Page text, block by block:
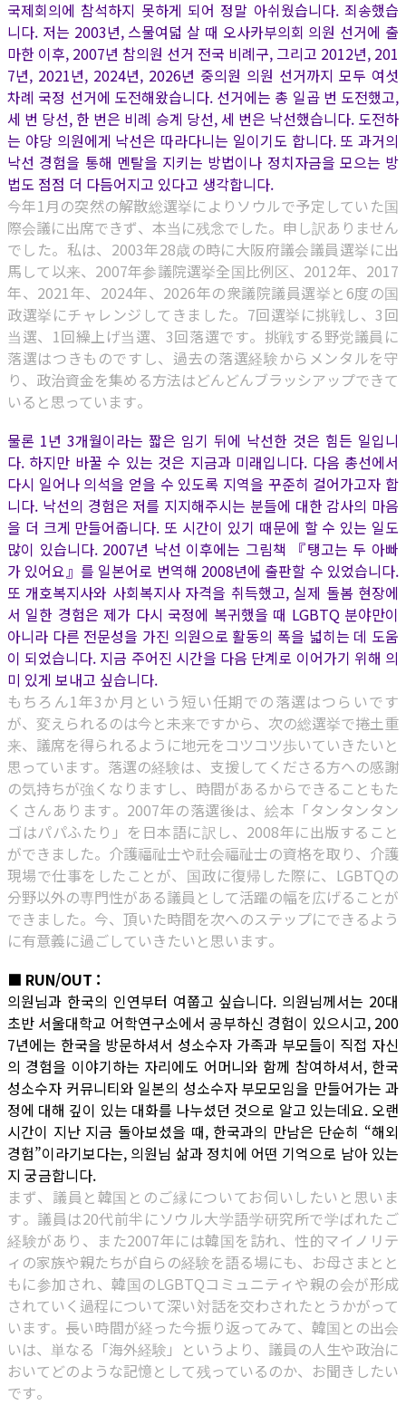
국제회의에 참석하지 못하게 되어 정말 아쉬웠습니다. 죄송했습
니다. 저는 2003년, 스물여덟 살 때 오사카부의회 의원 선거에 출
마한 이후, 2007년 참의원 선거 전국 비례구, 그리고 2012년, 201
7년, 2021년, 2024년, 2026년 중의원 의원 선거까지 모두 여섯
차례 국정 선거에 도전해왔습니다. 선거에는 총 일곱 번 도전했고,
세 번 당선, 한 번은 비례 승계 당선, 세 번은 낙선했습니다. 도전하
는 야당 의원에게 낙선은 따라다니는 일이기도 합니다. 또 과거의
낙선 경험을 통해 멘탈을 지키는 방법이나 정치자금을 모으는 방
법도 점점 더 다듬어지고 있다고 생각합니다.
今年1月の突然の解散総選挙によりソウルで予定していた国
際会議に出席できず、本当に残念でした。申し訳ありません
でした。私は、2003年28歳の時に大阪府議会議員選挙に出
馬して以来、2007年参議院選挙全国比例区、2012年、2017
年、2021年、2024年、2026年の衆議院議員選挙と6度の国
政選挙にチャレンジしてきました。7回選挙に挑戦し、3回
当選、1回繰上げ当選、3回落選です。挑戦する野党議員に
落選はつきものですし、過去の落選経験からメンタルを守
り、政治資金を集める方法はどんどんブラッシアップできて
いると思っています。
물론 1년 3개월이라는 짧은 임기 뒤에 낙선한 것은 힘든 일입니
다. 하지만 바꿀 수 있는 것은 지금과 미래입니다. 다음 총선에서
다시 일어나 의석을 얻을 수 있도록 지역을 꾸준히 걸어가고자 합
니다. 낙선의 경험은 저를 지지해주시는 분들에 대한 감사의 마음
을 더 크게 만들어줍니다. 또 시간이 있기 때문에 할 수 있는 일도
많이 있습니다. 2007년 낙선 이후에는 그림책 『탱고는 두 아빠
가 있어요』를 일본어로 번역해 2008년에 출판할 수 있었습니다.
또 개호복지사와 사회복지사 자격을 취득했고, 실제 돌봄 현장에
서 일한 경험은 제가 다시 국정에 복귀했을 때 LGBTQ 분야만이
아니라 다른 전문성을 가진 의원으로 활동의 폭을 넓히는 데 도움
이 되었습니다. 지금 주어진 시간을 다음 단계로 이어가기 위해 의
미 있게 보내고 싶습니다.
もちろん1年3か月という短い任期での落選はつらいです
が、変えられるのは今と未来ですから、次の総選挙で捲土重
来、議席を得られるように地元をコツコツ歩いていきたいと
思っています。落選の経験は、支援してくださる方への感謝
の気持ちが強くなりますし、時間があるからできることもた
くさんあります。2007年の落選後は、絵本「タンタンタン
ゴはパパふたり」を日本語に訳し、2008年に出版すること
ができました。介護福祉士や社会福祉士の資格を取り、介護
現場で仕事をしたことが、国政に復帰した際に、LGBTQの
分野以外の専門性がある議員として活躍の幅を広げることが
できました。今、頂いた時間を次へのステップにできるよう
に有意義に過ごしていきたいと思います。
■ RUN/OUT :
의원님과 한국의 인연부터 여쭙고 싶습니다. 의원님께서는 20대
초반 서울대학교 어학연구소에서 공부하신 경험이 있으시고, 200
7년에는 한국을 방문하셔서 성소수자 가족과 부모들이 직접 자신
의 경험을 이야기하는 자리에도 어머니와 함께 참여하셔서, 한국
성소수자 커뮤니티와 일본의 성소수자 부모모임을 만들어가는 과
정에 대해 깊이 있는 대화를 나누셨던 것으로 알고 있는데요. 오랜
시간이 지난 지금 돌아보셨을 때, 한국과의 만남은 단순히 “해외
경험”이라기보다는, 의원님 삶과 정치에 어떤 기억으로 남아 있는
지 궁금합니다.
まず、議員と韓国とのご縁についてお伺いしたいと思いま
す。議員は20代前半にソウル大学語学研究所で学ばれたご
経験があり、また2007年には韓国を訪れ、性的マイノリテ
ィの家族や親たちが自らの経験を語る場にも、お母さまとと
もに参加され、韓国のLGBTQコミュニティや親の会が形成
されていく過程について深い対話を交わされたとうかがって
います。長い時間が経った今振り返ってみて、韓国との出会
いは、単なる「海外経験」というより、議員の人生や政治に
おいてどのような記憶として残っているのか、お聞きしたい
です。